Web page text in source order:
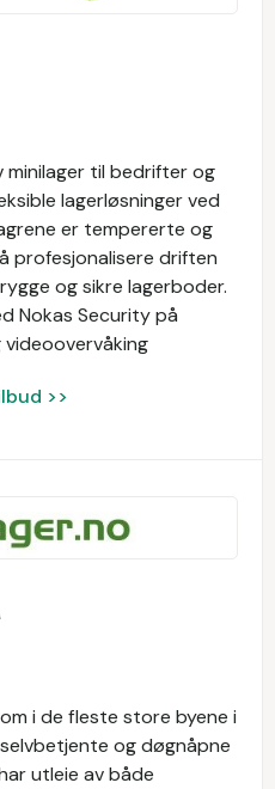
minilager til bedrifter og
lagerløsninger ved
er tempererte og
profesjonalisere driften
og sikre lagerboder.
Nokas Security på
>>
i de fleste store byene i
og døgnåpne
utleie av både